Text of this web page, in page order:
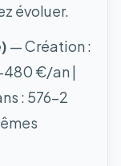
évoluer.
— Création :
480 €/an |
: 576-2